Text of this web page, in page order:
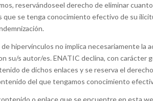
reservándoseel derecho de eliminar
que se tenga conocimiento efectivo de su
hipervínculos no implica necesariamente la
su/s autor/es. ENATIC declina, con carácter
de dichos enlaces y se reserva el
del que tengamos conocimiento
o enlace que se encuentre en esta